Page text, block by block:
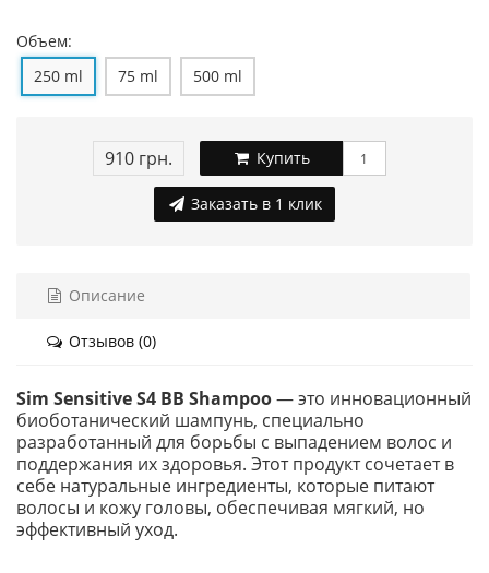
Объем:
250 ml
75 ml 500 ml
910 грн. Купить
Заказать в 1 клик
Описание
Отзывов (0)
Sim Sensitive S4 BB Shampoo— это инновационный
биоботанический шампунь, специально
разработанный для борьбы с выпадением волос и
поддержания их здоровья. Этот продукт сочетает в
себе натуральные ингредиенты, которые питают
волосы и кожу головы, обеспечивая мягкий, но
эффективный уход.